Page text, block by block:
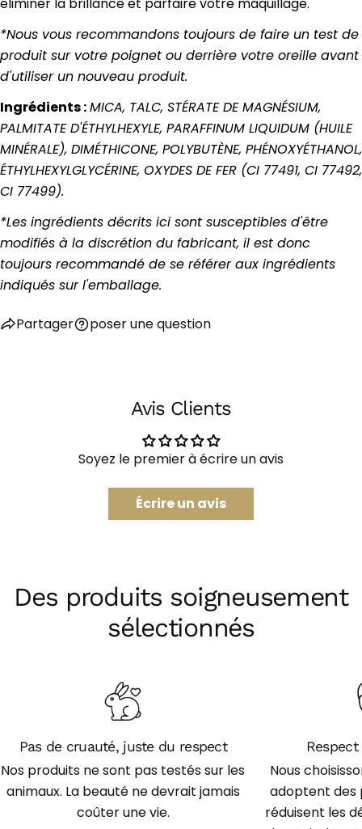
*Nous vous recommandons toujours de faire un test de
produit sur votre poignet ou derrière votre oreille avant
d'utiliser un nouveau produit.
Ingrédients :MICA, TALC, STÉRATE DE MAGNÉSIUM,
PALMITATE D'ÉTHYLHEXYLE, PARAFFINUM LIQUIDUM (HUILE
MINÉRALE), DIMÉTHICONE, POLYBUTÈNE, PHÉNOXYÉTHANOL,
ÉTHYLHEXYLGLYCÉRINE, OXYDES DE FER (CI 77491, CI 77492,
CI 77499).
*Les ingrédients décrits ici sont susceptibles d'être
modifiés à la discrétion du fabricant, il est donc
toujours recommandé de se référer aux ingrédients
indiqués sur l'emballage.
Partager
Partager ce produit
Partagerposer une question
poser une question
nom
Votre
email
Ton
Les champs marqués * sont obligatoires.
Envoyer Une Question
Avis Clients
Soyez le premier à écrire un avis
Écrire un avis
Des produits soigneusement
sélectionnés
Pas de cruauté, juste du respect
Nos produits ne sont pas testés sur les
animaux. La beauté ne devrait jamais
coûter une vie.
Nous
adoptent des
réduisent les